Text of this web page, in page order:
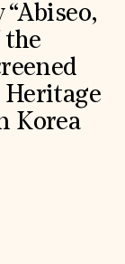
the
Heritage
Korea